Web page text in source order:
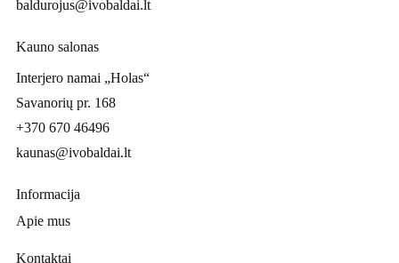
baldurojus@ivobaldai.lt
Kauno salonas
Interjero namai „Holas“
Savanorių pr. 168
+370 670 46496
kaunas@ivobaldai.lt
Informacija
Apie mus
Kontaktai